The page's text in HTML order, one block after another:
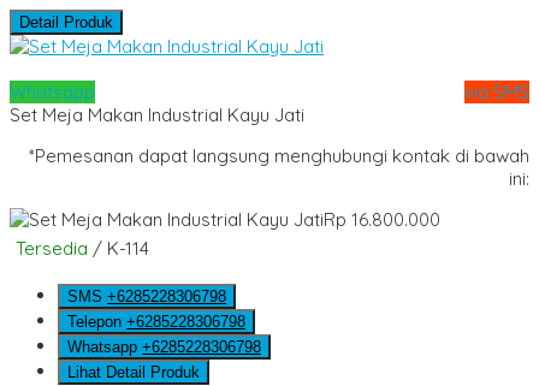
Detail Produk
Whatsapp
via SMS
Set Meja Makan Industrial Kayu Jati
*Pemesanan dapat langsung menghubungi kontak di bawah
ini:
Rp 16.800.000
Tersedia / K-114
SMS +6285228306798
Telepon +6285228306798
Whatsapp +6285228306798
Lihat Detail Produk